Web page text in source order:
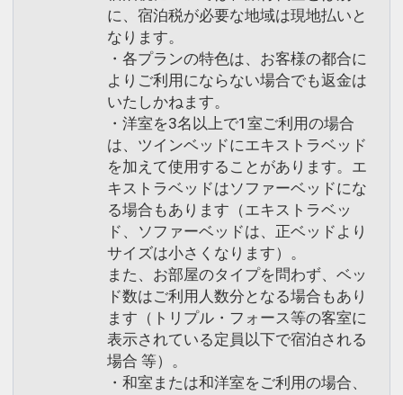
に、宿泊税が必要な地域は現地払いと
なります。
・各プランの特色は、お客様の都合に
よりご利用にならない場合でも返金は
いたしかねます。
・洋室を3名以上で1室ご利用の場合
は、ツインベッドにエキストラベッド
を加えて使用することがあります。エ
キストラベッドはソファーベッドにな
る場合もあります（エキストラベッ
ド、ソファーベッドは、正ベッドより
サイズは小さくなります）。
また、お部屋のタイプを問わず、ベッ
ド数はご利用人数分となる場合もあり
ます（トリプル・フォース等の客室に
表示されている定員以下で宿泊される
場合 等）。
・和室または和洋室をご利用の場合、